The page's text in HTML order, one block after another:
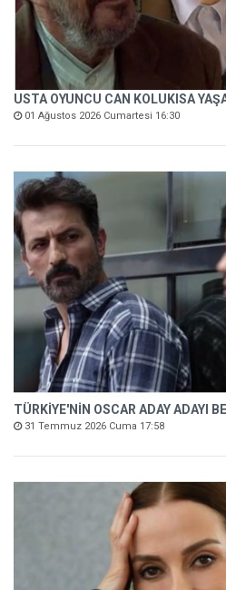
USTA OYUNCU CAN KOLUKISA
01 Ağustos 2026 Cumartesi 16:30
TÜRKİYE'NİN OSCAR ADAY ADAYI
31 Temmuz 2026 Cuma 17:58